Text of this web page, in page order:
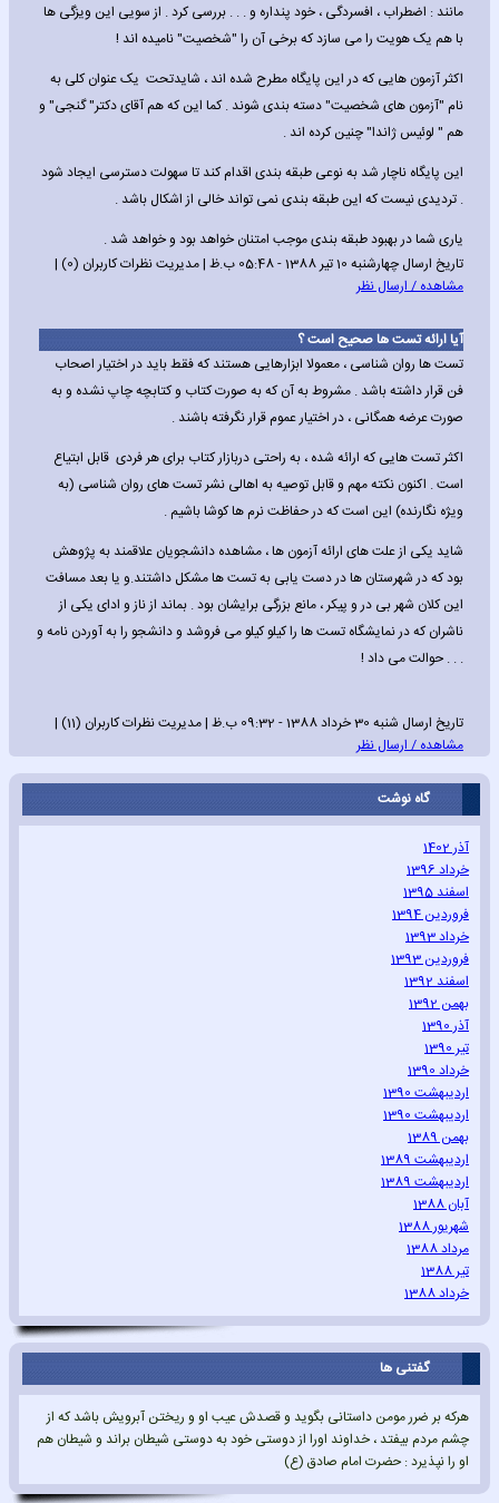
مانند : اضطراب ، افسردگی ، خود پنداره و . . . بررسی کرد . از سویی این ویزگی ها
با هم یک هویت را می سازد که برخی آن را "شخصیت" نامیده اند !
اکثر آزمون هایی که در این پایگاه مطرح شده اند ، شایدتحت یک عنوان کلی به
نام "آزمون های شخصیت" دسته بندی شوند . کما این که هم آقای دکتر" گنجی" و
هم " لوئیس ژاندا" چنین کرده اند .
این پایگاه ناچار شد به نوعی طبقه بندی اقدام کند تا سهولت دسترسی ایجاد شود
. تردیدی نیست که این طبقه بندی نمی تواند خالی از اشکال باشد .
یاری شما در بهبود طبقه بندی موجب امتنان خواهد بود و خواهد شد .
تاریخ ارسال چهارشنبه 10 تیر 1388 - 05:48 ب.ظ | مدیریت نظرات کاربران (0) |
مشاهده / ارسال نظر
آیا ارائه تست ها صحیح است ؟
تست ها روان شناسی ، معمولا ابزارهایی هستند که فقط باید در اختیار اصحاب
فن قرار داشته باشد . مشروط به آن که به صورت کتاب و کتابچه چاپ نشده و به
صورت عرضه همگانی ، در اختیار عموم قرار نگرفته باشند .
اکثر تست هایی که ارائه شده ، به راحتی دربازار کتاب برای هر فردی قابل ابتیاع
است . اکنون نکته مهم و قابل توصیه به اهالی نشر تست های روان شناسی (به
ویژه نگارنده) این است که در حفاظت نرم ها کوشا باشیم .
شاید یکی از علت های ارائه آزمون ها ، مشاهده دانشجویان علاقمند به پژوهش
بود که در شهرستان ها در دست یابی به تست ها مشکل داشتند.و یا بعد مسافت
این کلان شهر بی در و پیکر ، مانع بزرگی برایشان بود . بماند از ناز و ادای یکی از
ناشران که در نمایشگاه تست ها را کیلو کیلو می فروشد و دانشجو را به آوردن نامه و
. . . حوالت می داد !
تاریخ ارسال شنبه 30 خرداد 1388 - 09:32 ب.ظ | مدیریت نظرات کاربران (11) |
مشاهده / ارسال نظر
گاه نوشت
آذر 1402
خرداد 1396
اسفند 1395
فروردین 1394
خرداد 1393
فروردین 1393
اسفند 1392
بهمن 1392
آذر 1390
تیر 1390
خرداد 1390
اردیبهشت 1390
اردیبهشت 1390
بهمن 1389
اردیبهشت 1389
اردیبهشت 1389
آبان 1388
شهریور 1388
مرداد 1388
تیر 1388
خرداد 1388
گفتنی ها
هرکه بر ضرر مومن داستانی بگوید و قصدش عیب او و ریختن آبرویش باشد که از
چشم مردم بیفتد ، خداوند اورا از دوستی خود به دوستی شیطان براند و شیطان هم
او را نپذیرد : حضرت امام صادق (ع)